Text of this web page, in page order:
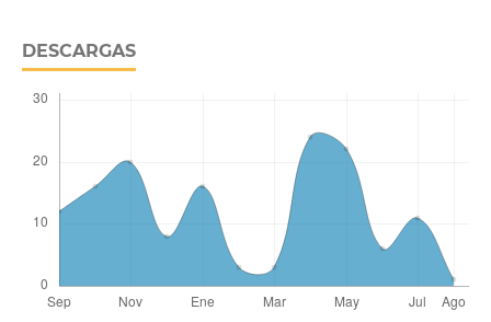
DESCARGAS